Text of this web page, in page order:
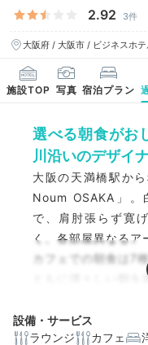
2.92 3件
大阪府 / 大阪市 / ビジネスホテ
施設TOP 写真 宿泊プラン
選べる朝食がお
川沿いのデザイ
大阪の天満橋駅か
Noum OSAKA」
で、肩肘張らず寛
く、各部屋異なる
カフェでの朝食は7
ともに清々しい朝を
設備・サービス
ラウンジ
カフェ